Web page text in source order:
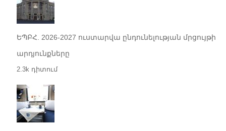
ԵՊԲՀ. 2026-2027 ուստարվա ընդունելության մրցույթի
արդյունքները
2.3k դիտում